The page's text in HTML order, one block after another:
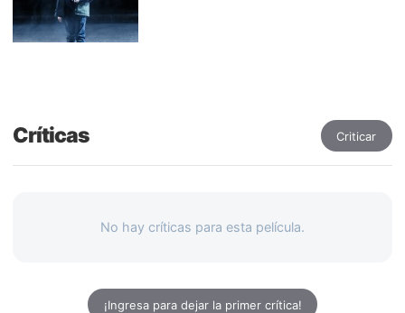
Críticas Criticar
No hay críticas para esta película.
¡Ingresa para dejar la primer crítica!